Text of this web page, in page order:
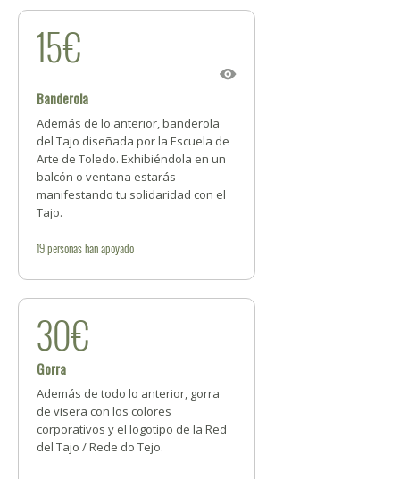
15€
Banderola
Además de lo anterior, banderola
del Tajo diseñada por la Escuela de
Arte de Toledo. Exhibiéndola en un
balcón o ventana estarás
manifestando tu solidaridad con el
Tajo.
19personashan apoyado
30€
Gorra
Además de todo lo anterior, gorra
de visera con los colores
corporativos y el logotipo de la Red
del Tajo / Rede do Tejo.